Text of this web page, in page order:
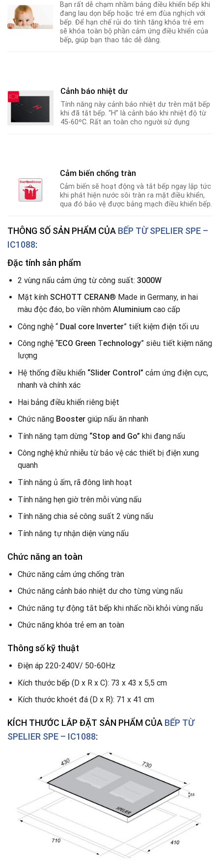
Bạn rất dễ chạm nhầm bảng điều khiển bếp khi
đang lau dọn bếp hoặc trẻ em đùa nghịch với
bếp. Để hạn chế rủi do tính tăng khóa trẻ em
sẽ khóa toàn bộ phần cảm ứng điều khiển của
bếp, giúp bạn thao tác dễ dàng.
Cảnh báo nhiệt dư
Tính năng này cảnh báo nhiệt dư trên mặt bếp
khi đã tắt bếp. “H” là cảnh báo khi nhiệt độ từ
45-60ºC. Rất an toàn cho người sử dụng
Cảm biến chống tràn
Cảm biến sẽ hoạt động và tắt bếp ngay lập tức
khi phát hiện nước sôi tràn ra mặt điều khiển,
qua đó bảo vệ được bảng mạch điều khiển bếp.
THÔNG SỐ SẢN PHẨM CỦA BẾP TỪ SPELIER SPE –
IC1088:
Đặc tính sản phẩm
2 vùng nấu cảm ứng từ công suất: 3000W
Mặt kính SCHOTT CERAN® Made in Germany, in hai
màu độc đáo, bo viền nhôm Aluminiumcao cấp
Công nghệ “Dual core Inverter” tiết kiệm điện tối ưu
Công nghệ “ECO Green Technology” siêu tiết kiệm năng
lượng
Hệ thống điều khiển “Slider Control” cảm ứng điện cực,
nhanh và chính xác
Hai bảng điều khiển riêng biệt
Chức năng Booster giúp nấu ăn nhanh
Tính năng tạm dừng “Stop and Go” khi đang nấu
Công nghệ khử nhiễu từ bảo vệ các thiết bị điện xung
quanh
Tính năng ủ ấm, rã đông linh hoạt
Tính năng hẹn giờ trên mỗi vùng nấu
Tính năng chia sẻ công suất 2 vùng nấu
Tính năng tự nhận diện vùng nấu
Chức năng an toàn
Chức năng cảm ứng chống tràn
Chức năng cảnh báo nhiệt dư cho từng vùng nấu
Chức năng tự động tắt bếp khi nhấc nồi khỏi vùng nấu
Chức năng khóa trẻ em an toàn
Thông số kỹ thuật
Điện áp 220-240V/ 50-60Hz
Kích thước bếp (D x R x C): 73 x 43 x 5,5 cm
Kích thước khoét đá (D x R): 71 x 41 cm
KÍCH THƯỚC LẮP ĐẶT SẢN PHẨM CỦA BẾP TỪ
SPELIER SPE – IC1088: